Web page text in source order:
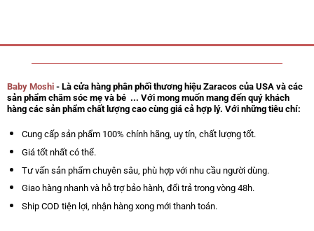
Baby Moshi- Là cửa hàng phân phối thương hiệu Zaracos của USA và các
sản phẩm chăm sóc mẹ và bé ... Với mong muốn mang đến quý khách
hàng các sản phẩm chất lượng cao cùng giá cả hợp lý. Với những tiêu chí:
Cung cấp sản phẩm 100% chính hãng, uy tín, chất lượng tốt.
Giá tốt nhất có thể.
Tư vấn sản phẩm chuyên sâu, phù hợp với nhu cầu người dùng.
Giao hàng nhanh và hỗ trợ bảo hành, đổi trả trong vòng 48h.
Ship COD tiện lợi, nhận hàng xong mới thanh toán.